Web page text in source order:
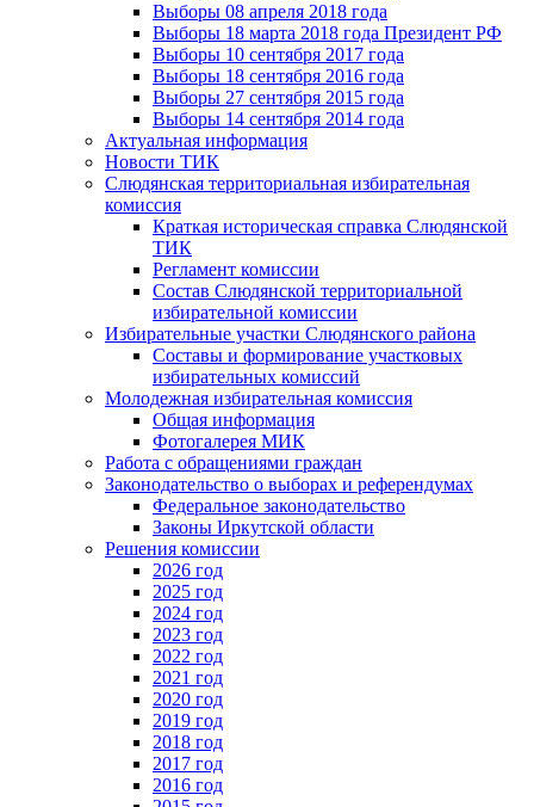
Выборы 08 апреля 2018 года
Выборы 18 марта 2018 года Президент РФ
Выборы 10 сентября 2017 года
Выборы 18 сентября 2016 года
Выборы 27 сентября 2015 года
Выборы 14 сентября 2014 года
Актуальная информация
Новости ТИК
Слюдянская территориальная избирательная
комиссия
Краткая историческая справка Слюдянской
ТИК
Регламент комиссии
Состав Слюдянской территориальной
избирательной комиссии
Избирательные участки Слюдянского района
Составы и формирование участковых
избирательных комиссий
Молодежная избирательная комиссия
Общая информация
Фотогалерея МИК
Работа с обращениями граждан
Законодательство о выборах и референдумах
Федеральное законодательство
Законы Иркутской области
Решения комиссии
2026 год
2025 год
2024 год
2023 год
2022 год
2021 год
2020 год
2019 год
2018 год
2017 год
2016 год